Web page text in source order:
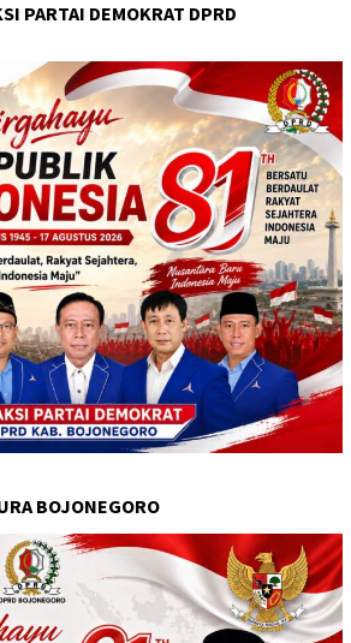
PARTAI DEMOKRAT DPRD
BOJONEGORO